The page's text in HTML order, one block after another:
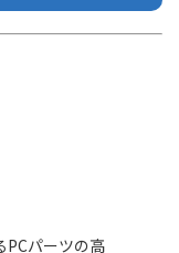
PCパーツの高